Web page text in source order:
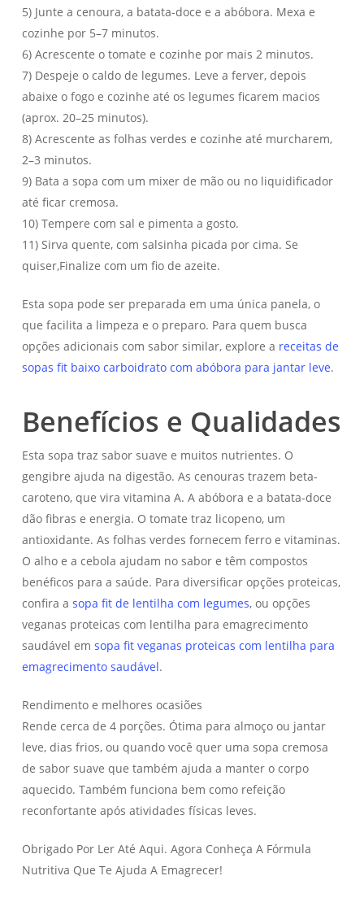
5) Junte a cenoura, a batata-doce e a abóbora. Mexa e
cozinhe por 5–7 minutos.
6) Acrescente o tomate e cozinhe por mais 2 minutos.
7) Despeje o caldo de legumes. Leve a ferver, depois
abaixe o fogo e cozinhe até os legumes ficarem macios
(aprox. 20–25 minutos).
8) Acrescente as folhas verdes e cozinhe até murcharem,
2–3 minutos.
9) Bata a sopa com um mixer de mão ou no liquidificador
até ficar cremosa.
10) Tempere com sal e pimenta a gosto.
11) Sirva quente, com salsinha picada por cima. Se
quiser,Finalize com um fio de azeite.
Esta sopa pode ser preparada em uma única panela, o
que facilita a limpeza e o preparo. Para quem busca
opções adicionais com sabor similar, explore a receitas de
sopas fit baixo carboidrato com abóbora para jantar leve.
Benefícios e Qualidades
Esta sopa traz sabor suave e muitos nutrientes. O
gengibre ajuda na digestão. As cenouras trazem beta-
caroteno, que vira vitamina A. A abóbora e a batata-doce
dão fibras e energia. O tomate traz licopeno, um
antioxidante. As folhas verdes fornecem ferro e vitaminas.
O alho e a cebola ajudam no sabor e têm compostos
benéficos para a saúde. Para diversificar opções proteicas,
confira a sopa fit de lentilha com legumes, ou opções
veganas proteicas com lentilha para emagrecimento
saudável em sopa fit veganas proteicas com lentilha para
emagrecimento saudável.
Rendimento e melhores ocasiões
Rende cerca de 4 porções. Ótima para almoço ou jantar
leve, dias frios, ou quando você quer uma sopa cremosa
de sabor suave que também ajuda a manter o corpo
aquecido. Também funciona bem como refeição
reconfortante após atividades físicas leves.
Obrigado Por Ler Até Aqui. Agora Conheça A Fórmula
Nutritiva Que Te Ajuda A Emagrecer!